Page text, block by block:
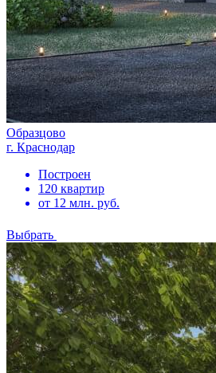
Образцово
г. Краснодар
Построен
120 квартир
от 12 млн. руб.
Выбрать